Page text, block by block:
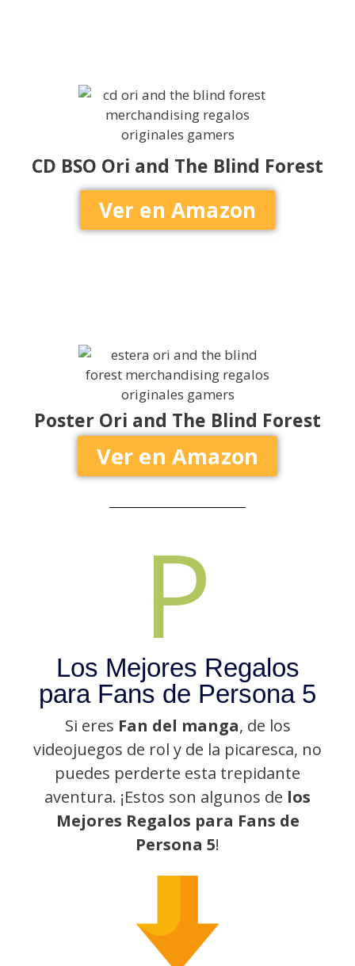
CD BSO Ori and The Blind Forest
Ver en Amazon
Poster Ori and The Blind Forest
Ver en Amazon
P
Los Mejores Regalos
para Fans de Persona 5
Si eres Fan del manga, de los
videojuegos de rol y de la picaresca, no
puedes perderte esta trepidante
aventura. ¡Estos son algunos de los
Mejores Regalos para Fans de
Persona 5!